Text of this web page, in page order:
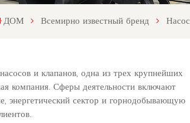
ДОМ Всемирно известный бренд
и клапанов, одна из трех крупнейших
компания. Сферы деятельности включают
энергетический сектор и горнодобывающую